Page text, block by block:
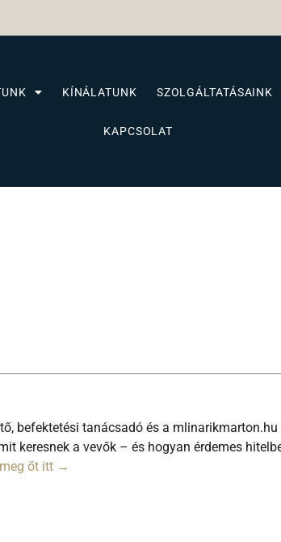
KÍNÁLATUNK SZOLGÁLTATÁSAINK
KAPCSOLAT
befektetési tanácsadó és a
keresnek a vevők – és hogyan érdemes
meg őt itt →